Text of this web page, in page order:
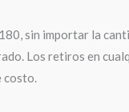
sin importar la
Los retiros en
costo.